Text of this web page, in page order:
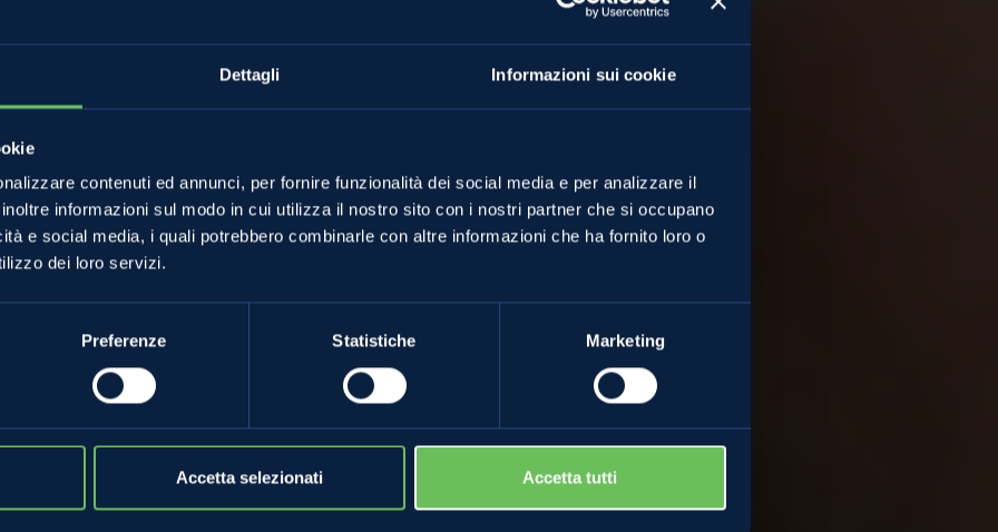
Dettagli Informazioni sui cookie
contenuti ed annunci, per fornire funzionalità dei social media e per analizzare il
informazioni sul modo in cui utilizza il nostro sito con i nostri partner che si occupano
e social media, i quali potrebbero combinarle con altre informazioni che ha fornito loro o
dei loro servizi.
Preferenze Statistiche Marketing
Accetta selezionati Accetta tutti
Matteo Iob